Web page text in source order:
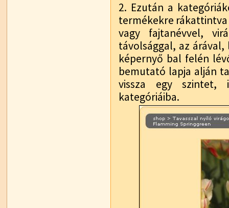
2. Ezután a
termékekre
vagy fajtanévvel,
távolsággal, az
képernyő bal felén
bemutató lapja alján
vissza egy szintet,
kategóriáiba.